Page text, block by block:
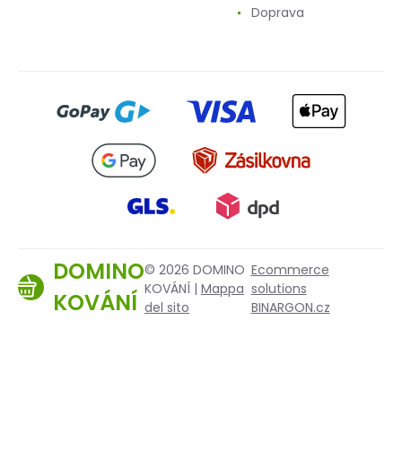
Doprava
DOMINO
KOVÁNÍ
© 2026 DOMINO
KOVÁNÍ | Mappa
del sito
Ecommerce
solutions
BINARGON.cz